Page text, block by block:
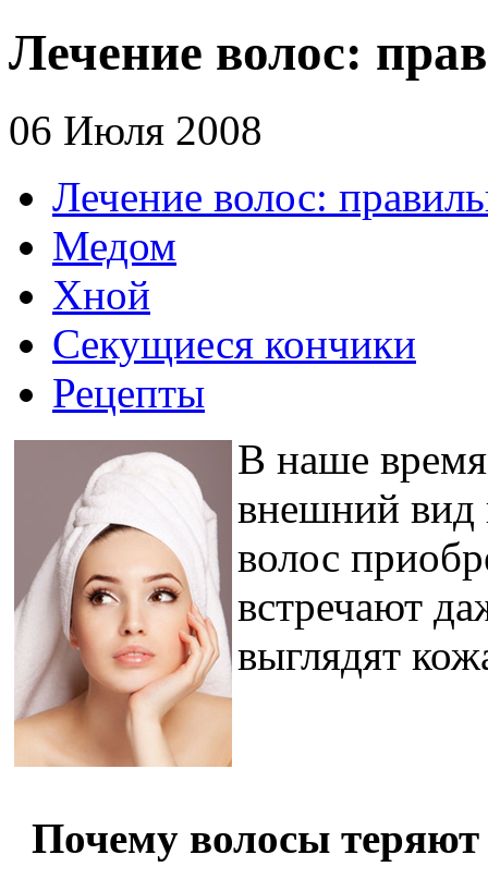
Лечение волос:
06 Июля 2008
Лечение волос:
Медом
Хной
Секущиеся кончики
Рецепты
В наше
внешний вид
волос
встречают
выглядят
Почему волосы